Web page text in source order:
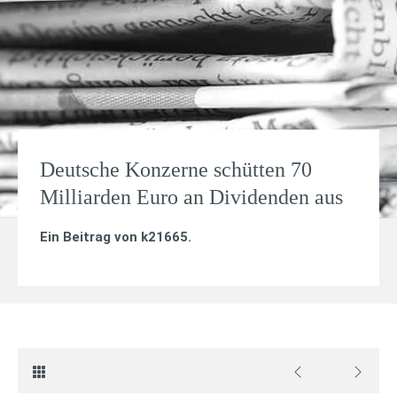
Deutsche Konzerne schütten 70
Milliarden Euro an Dividenden aus
Ein Beitrag von k21665.